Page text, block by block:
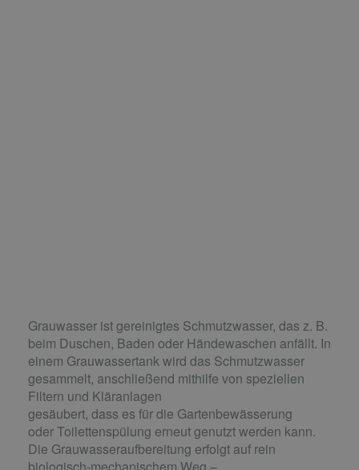
Grauwasser ist gereinigtes Schmutzwasser, das z. B.
beim Duschen, Baden oder Händewaschen anfällt. In
einem Grauwassertank wird das Schmutzwasser
gesammelt, anschließend mithilfe von speziellen
Filtern und Kläranlagen
gesäubert, dass es für die Gartenbewässerung
oder Toilettenspülung erneut genutzt werden kann.
Die Grauwasseraufbereitung erfolgt auf rein
biologisch-mechanischem Weg –